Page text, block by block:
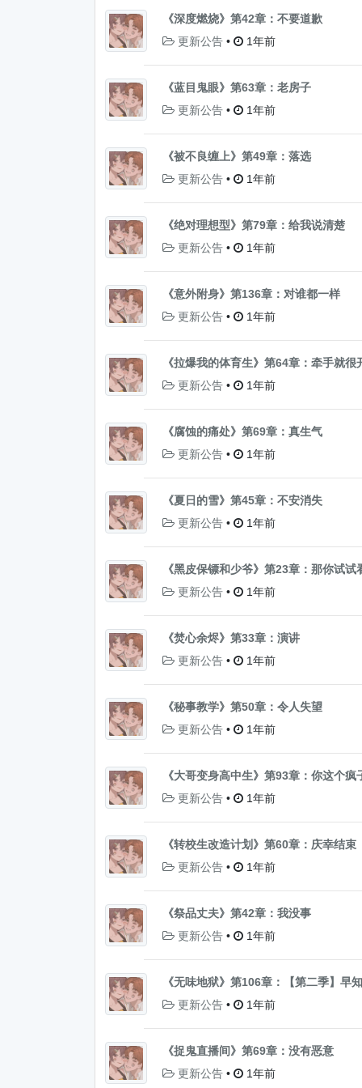
《深度燃烧》第42章：不要道歉
更新公告 • 1年前
《蓝目鬼眼》第63章：老房子
更新公告 • 1年前
《被不良缠上》第49章：落选
更新公告 • 1年前
《绝对理想型》第79章：给我说清楚
更新公告 • 1年前
《意外附身》第136章：对谁都一样
更新公告 • 1年前
《拉爆我的体育生》第64章：牵手就很
更新公告 • 1年前
《腐蚀的痛处》第69章：真生气
更新公告 • 1年前
《夏日的雪》第45章：不安消失
更新公告 • 1年前
《黑皮保镖和少爷》第23章：那你试试
更新公告 • 1年前
《焚心余烬》第33章：演讲
更新公告 • 1年前
《秘事教学》第50章：令人失望
更新公告 • 1年前
《大哥变身高中生》第93章：你这个疯
更新公告 • 1年前
《转校生改造计划》第60章：庆幸结束
更新公告 • 1年前
《祭品丈夫》第42章：我没事
更新公告 • 1年前
《无味地狱》第106章：【第二季】早
更新公告 • 1年前
《捉鬼直播间》第69章：没有恶意
更新公告 • 1年前